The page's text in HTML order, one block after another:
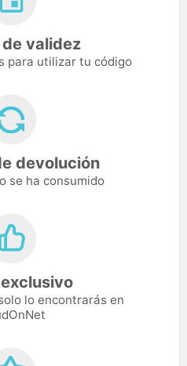
validez
para utilizar tu código
devolución
se ha consumido
lo encontrarás en